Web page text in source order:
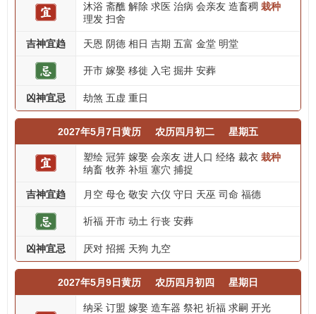
沐浴 斋醮 解除 求医 治病 会亲友 造畜稠 栽种
理发 扫舍
吉神宜趋 天恩 阴德 相日 吉期 五富 金堂 明堂
开市 嫁娶 移徙 入宅 掘井 安葬
凶神宜忌 劫煞 五虚 重日
2027年5月7日黄历 农历四月初二 星期五
塑绘 冠笄 嫁娶 会亲友 进人口 经络 裁衣 栽种
纳畜 牧养 补垣 塞穴 捕捉
吉神宜趋 月空 母仓 敬安 六仪 守日 天巫 司命 福德
祈福 开市 动土 行丧 安葬
凶神宜忌 厌对 招摇 天狗 九空
2027年5月9日黄历 农历四月初四 星期日
纳采 订盟 嫁娶 造车器 祭祀 祈福 求嗣 开光